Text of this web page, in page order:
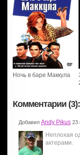
Ночь в баре Маккула
Комментарии (3):
Добавил Andy Pikus 23
Неплохая
актерами.